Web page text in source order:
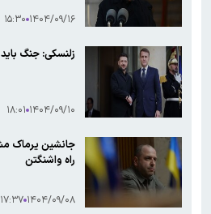
صداوسیما چرا آمار مخاطبان برنامه های
۱۴۰۴/۰۹/۱۶ ۱۵:۳۰
زلنسکی: جنگ
۱۴۰۴/۰۹/۱۰ ۱۸:۰۱
جانشین یرماک
راه واشنگتن
۱۴۰۴/۰۹/۰۸ ۱۷:۳۷